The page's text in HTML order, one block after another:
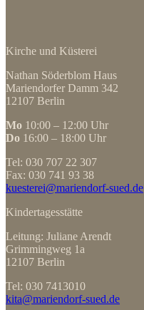
Kirche und Küsterei
Nathan Söderblom Haus
Mariendorfer Damm 342
12107 Berlin
Mo 10:00 – 12:00 Uhr
Do 16:00 – 18:00 Uhr
Tel: 030 707 22 307
Fax: 030 741 93 38
kuesterei@mariendorf-sued.de
Kindertagesstätte
Leitung: Juliane Arendt
Grimmingweg 1a
12107 Berlin
Tel: 030 7413010
kita@mariendorf-sued.de